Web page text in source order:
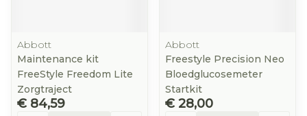
Abbott
Maintenance kit
FreeStyle Freedom Lite
Zorgtraject
€ 84,59
Abbott
Freestyle Precision Neo
Bloedglucosemeter
Startkit
€ 28,00